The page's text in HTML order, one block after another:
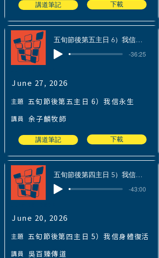
講道筆記 下載
五旬節後第五主日 6）我信永生
-36:25
June 27, 2026
主題 五旬節後第五主日 6）我信永生
講員 余子麟牧師
講道筆記 下載
五旬節後第四主日 5）我信身體復活
-43:00
June 20, 2026
主題 五旬節後第四主日 5）我信身體復活
講員 吳百臻傳道